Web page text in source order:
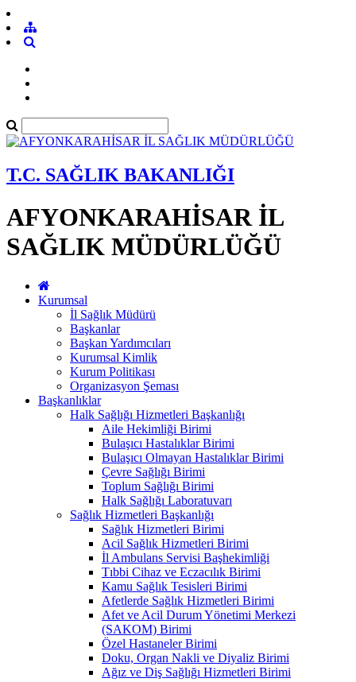
T.C. SAĞLIK BAKANLIĞI
AFYONKARAHİSAR İL
SAĞLIK MÜDÜRLÜĞÜ
Kurumsal
İl Sağlık Müdürü
Başkanlar
Başkan Yardımcıları
Kurumsal Kimlik
Kurum Politikası
Organizasyon Şeması
Başkanlıklar
Halk Sağlığı Hizmetleri Başkanlığı
Aile Hekimliği Birimi
Bulaşıcı Hastalıklar Birimi
Bulaşıcı Olmayan Hastalıklar Birimi
Çevre Sağlığı Birimi
Toplum Sağlığı Birimi
Halk Sağlığı Laboratuvarı
Sağlık Hizmetleri Başkanlığı
Sağlık Hizmetleri Birimi
Acil Sağlık Hizmetleri Birimi
İl Ambulans Servisi Başhekimliği
Tıbbi Cihaz ve Eczacılık Birimi
Kamu Sağlık Tesisleri Birimi
Afetlerde Sağlık Hizmetleri Birimi
Afet ve Acil Durum Yönetimi Merkezi
(SAKOM) Birimi
Özel Hastaneler Birimi
Doku, Organ Nakli ve Diyaliz Birimi
Ağız ve Diş Sağlığı Hizmetleri Birimi